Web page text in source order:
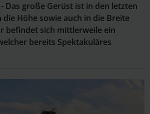
Das große Gerüst ist in den letzten
Höhe sowie auch in die Breite
befindet sich mittlerweile ein
bereits Spektakuläres